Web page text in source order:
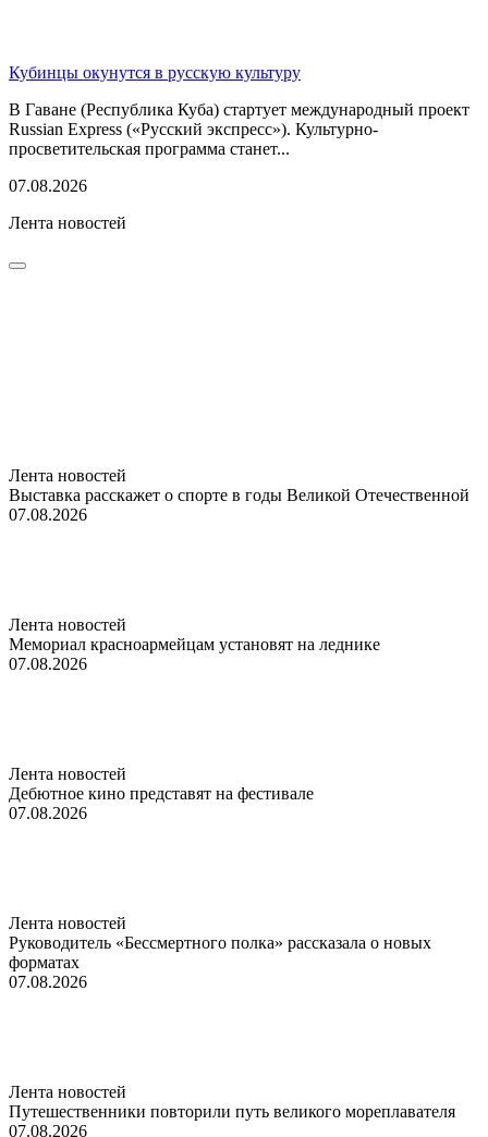
Кубинцы окунутся в русскую культуру
В Гаване (Республика Куба) стартует международный проект
Russian Express («Русский экспресс»). Культурно-
просветительская программа станет...
07.08.2026
Лента новостей
Лента новостей
Выставка расскажет о спорте в годы Великой Отечественной
07.08.2026
Лента новостей
Мемориал красноармейцам установят на леднике
07.08.2026
Лента новостей
Дебютное кино представят на фестивале
07.08.2026
Лента новостей
Руководитель «Бессмертного полка» рассказала о новых
форматах
07.08.2026
Лента новостей
Путешественники повторили путь великого мореплавателя
07.08.2026